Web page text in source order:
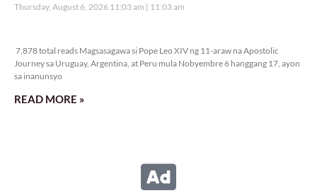
Thursday, August 6, 2026 11:03 am 11:03 am
7,878 total reads Magsasagawa si Pope Leo XIV ng 11-araw na Apostolic
Journey sa Uruguay, Argentina, at Peru mula Nobyembre 6 hanggang 17, ayon
sa inanunsyo
READ MORE »